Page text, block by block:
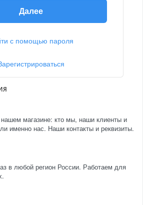
Далее
с помощью пароля
магазине: кто мы, наши клиенты и
именно нас. Наши контакты и реквизиты.
в любой регион России. Работаем для